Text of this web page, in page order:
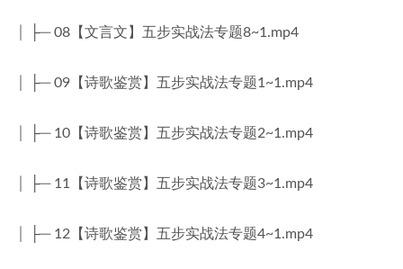
│ ├─ 08【文言文】五步实战法专题8~1.mp4
│ ├─ 09【诗歌鉴赏】五步实战法专题1~1.mp4
│ ├─ 10【诗歌鉴赏】五步实战法专题2~1.mp4
│ ├─ 11【诗歌鉴赏】五步实战法专题3~1.mp4
│ ├─ 12【诗歌鉴赏】五步实战法专题4~1.mp4